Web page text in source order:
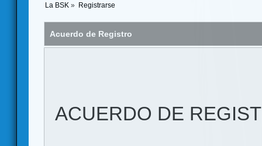
La BSK » Registrarse
Acuerdo de Registro
ACUERDO DE